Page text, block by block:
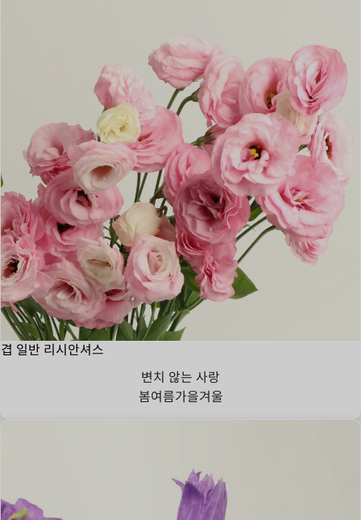
겹 일반 리시안셔스
변치 않는 사랑
봄여름가을겨울